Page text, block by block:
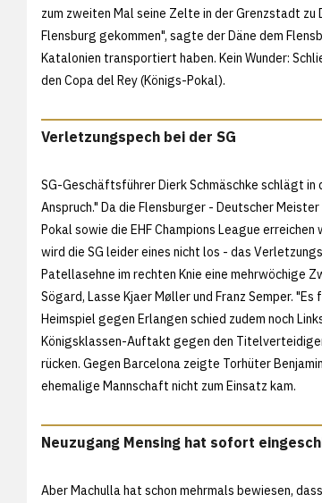
zum zweiten Mal seine Zelte in der Grenzstadt
Flensburg gekommen", sagte der Däne dem
Katalonien transportiert haben. Kein Wunder:
den Copa del Rey (Königs-Pokal).
Verletzungspech bei der SG
SG-Geschäftsführer Dierk Schmäschke schlägt
Anspruch." Da die Flensburger - Deutscher
Pokal sowie die EHF Champions League
wird die SG leider eines nicht los - das
Patellasehne im rechten Knie eine mehrwöchige
Sögard, Lasse Kjaer Møller und Franz Semper.
Heimspiel gegen Erlangen schied zudem noch
Königsklassen-Auftakt gegen den
rücken. Gegen Barcelona zeigte Torhüter
ehemalige Mannschaft nicht zum Einsatz kam.
Neuzugang Mensing hat sofort
Aber Machulla hat schon mehrmals bewiesen,